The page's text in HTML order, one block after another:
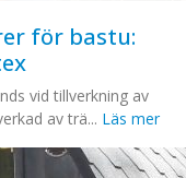
för bastu:
vid tillverkning av
av trä... Läs mer